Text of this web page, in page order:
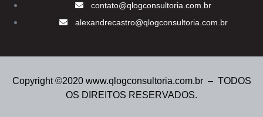
contato@qlogconsultoria.com.br
alexandrecastro@qlogconsultoria.com.br
Copyright ©2020 www.qlogconsultoria.com.br – TODOS
OS DIREITOS RESERVADOS.